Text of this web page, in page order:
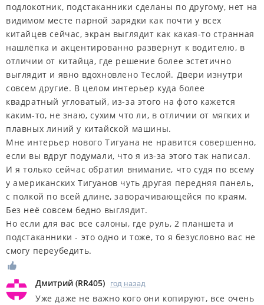
подлокотник, подстаканники сделаны по другому, нет на
видимом месте парной зарядки как почти у всех
китайцев сейчас, экран выглядит как какая-то странная
нашлёпка и акцентированно развёрнут к водителю, в
отличии от китайца, где решение более эстетично
выглядит и явно вдохновлено Теслой. Двери изнутри
совсем другие. В целом интерьер куда более
квадратный угловатый, из-за этого на фото кажется
каким-то, не знаю, сухим что ли, в отличии от мягких и
плавных линий у китайской машины.
Мне интерьер нового Тигуана не нравится совершенно,
если вы вдруг подумали, что я из-за этого так написал.
И я только сейчас обратил внимание, что судя по всему
у американских Тигуанов чуть другая передняя панель,
с полкой по всей длине, заворачивающейся по краям.
Без неё совсем бедно выглядит.
Но если для вас все салоны, где руль, 2 планшета и
подстаканники - это одно и тоже, то я безусловно вас не
смогу переубедить.
Дмитрий (RR405) год назад
Уже даже не важно кого они копируют, все очень